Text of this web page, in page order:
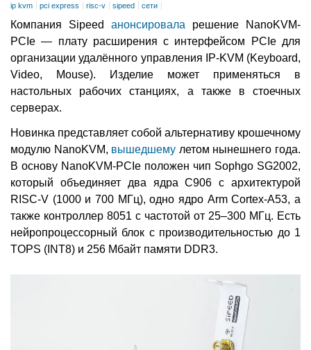
ip kvm pci express risc-v sipeed сети
Компания Sipeed анонсировала решение NanoKVM-
PCIe — плату расширения с интерфейсом PCIe для
организации удалённого управления IP-KVM (Keyboard,
Video, Mouse). Изделие может применяться в
настольных рабочих станциях, а также в стоечных
серверах.
Новинка представляет собой альтернативу крошечному
модулю NanoKVM, вышедшему летом нынешнего года.
В основу NanoKVM-PCIe положен чип Sophgo SG2002,
который объединяет два ядра C906 с архитектурой
RISC-V (1000 и 700 МГц), одно ядро Arm Cortex-A53, а
также контроллер 8051 с частотой от 25–300 МГц. Есть
нейропроцессорный блок с производительностью до 1
TOPS (INT8) и 256 Мбайт памяти DDR3.